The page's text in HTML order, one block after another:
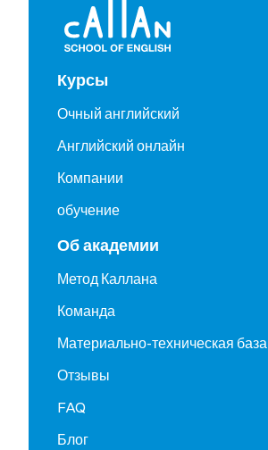
Курсы
Очный английский
Английский онлайн
Компании
обучение
Об академии
Метод Каллана
Команда
Материально-техническая база
Отзывы
FAQ
Блог